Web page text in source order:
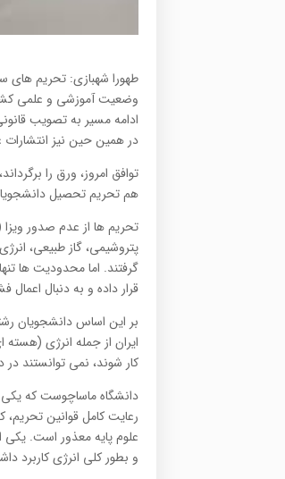
طهورا شهبازی: تحریم های
وضعیت آموزشی و علمی کشور
ادامه مسیر به تصویب
در همین حین نیز انتشارات
توافق امروز، ورق را
هم تحریم تحصیل
تحریم ها از عدم صدور
پتروشیمی، گاز طبیعی،
گرفتند. اما محدودیت ها
قرار داده و به دنبال اعمال
بر این اساس دانشجویان
ایران از جمله انرژی
کار شوند، نمی توانستند
دانشگاه ماساچوست که یکی
رعایت کامل قوانین
علوم پایه معذور است. یکی
و بطور کلی انرژی کاربرد